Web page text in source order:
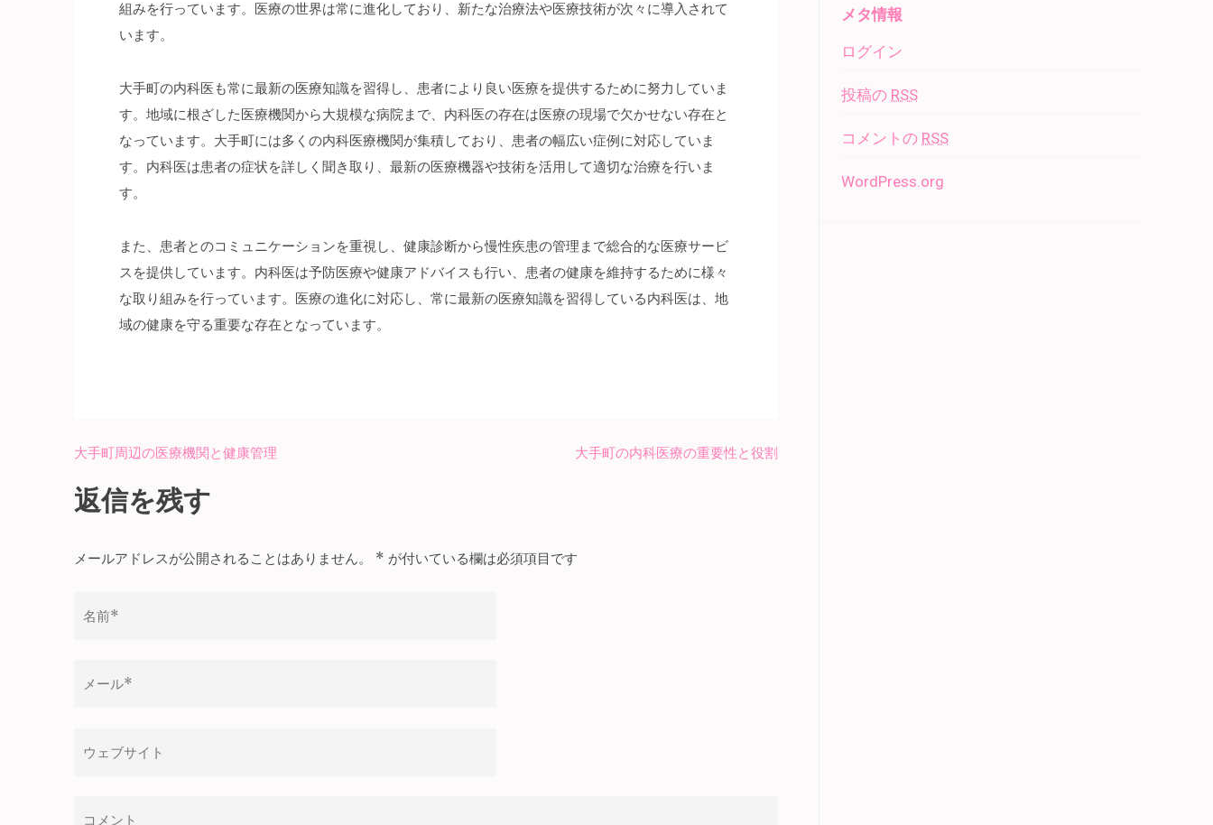
組みを行っています。医療の世界は常に進化しており、新たな治療法や医療技術が次々に導入されて
います。
大手町の内科医も常に最新の医療知識を習得し、患者により良い医療を提供するために努力していま
す。地域に根ざした医療機関から大規模な病院まで、内科医の存在は医療の現場で欠かせない存在と
なっています。大手町には多くの内科医療機関が集積しており、患者の幅広い症例に対応していま
す。内科医は患者の症状を詳しく聞き取り、最新の医療機器や技術を活用して適切な治療を行いま
す。
また、患者とのコミュニケーションを重視し、健康診断から慢性疾患の管理まで総合的な医療サービ
スを提供しています。内科医は予防医療や健康アドバイスも行い、患者の健康を維持するために様々
な取り組みを行っています。医療の進化に対応し、常に最新の医療知識を習得している内科医は、地
域の健康を守る重要な存在となっています。
稿
ナ
ビ
シ
ン
大手町周辺の医療機関と健康管理 大手町の内科医療の重要性と役割
返信を残す
メールアドレスが公開されることはありません。 * が付いている欄は必須項目です
メタ情報
ログイン
投稿の RSS
コメントの RSS
WordPress.org